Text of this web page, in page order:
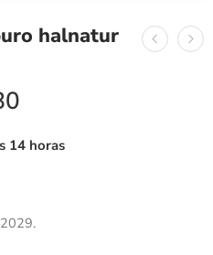
halnatur
14 horas